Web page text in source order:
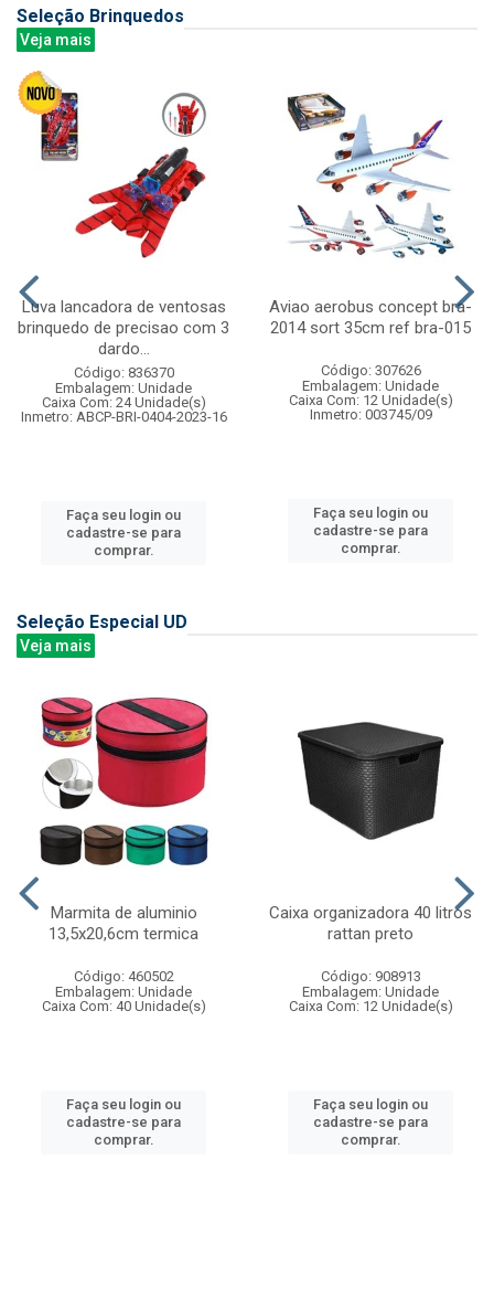
Seleção Brinquedos
Veja mais
Luva lancadora de ventosas
brinquedo de precisao com 3
dardo...
Código: 836370
Embalagem: Unidade
Caixa Com: 24 Unidade(s)
Inmetro: ABCP-BRI-0404-2023-16
Faça seu login ou
cadastre-se para
comprar.
Aviao aerobus concept bra-
2014 sort 35cm ref bra-015
Código: 307626
Embalagem: Unidade
Caixa Com: 12 Unidade(s)
Inmetro: 003745/09
Faça seu login ou
cadastre-se para
comprar.
Seleção Especial UD
Veja mais
Marmita de aluminio
13,5x20,6cm termica
Código: 460502
Embalagem: Unidade
Caixa Com: 40 Unidade(s)
Faça seu login ou
cadastre-se para
comprar.
Caixa organizadora 40 litros
rattan preto
Código: 908913
Embalagem: Unidade
Caixa Com: 12 Unidade(s)
Faça seu login ou
cadastre-se para
comprar.